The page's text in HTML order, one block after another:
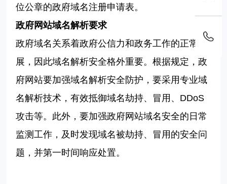
位公章的政府域名注册申请表。
政府网站域名解析要求
政府域名关系着政府公信力和政务工作的正常开
展，因此域名解析安全格外重要。根据规定，政
府网站要加强域名解析安全防护，要采用专业域
名解析技术，有效抵御域名劫持、冒用、 DDoS
攻击等。此外，要加强政府网站域名安全的日常
监测工作，及时发现域名被劫持、冒用的安全问
题，并第一时间响应处置。